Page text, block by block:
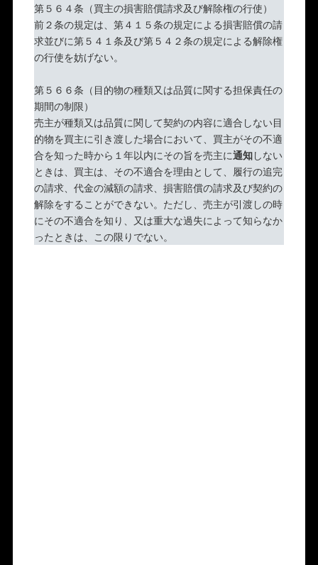
第５６４条（買主の損害賠償請求及び解除権の行使）
前２条の規定は、第４１５条の規定による損害賠償の請
求並びに第５４１条及び第５４２条の規定による解除権
の行使を妨げない。
第５６６条（目的物の種類又は品質に関する担保責任の
期間の制限）
売主が種類又は品質に関して契約の内容に適合しない目
的物を買主に引き渡した場合において、買主がその不適
合を知った時から１年以内にその旨を売主に通知しない
ときは、買主は、その不適合を理由として、履行の追完
の請求、代金の減額の請求、損害賠償の請求及び契約の
解除をすることができない。ただし、売主が引渡しの時
にその不適合を知り、又は重大な過失によって知らなか
ったときは、この限りでない。